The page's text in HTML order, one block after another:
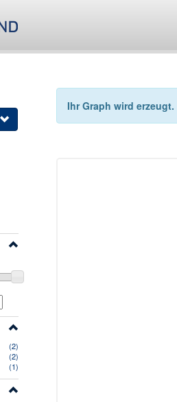
(2)
(2)
(1)
Ihr Graph wird erzeugt.